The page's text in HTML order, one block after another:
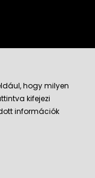
hogy milyen
kifejezi
információk